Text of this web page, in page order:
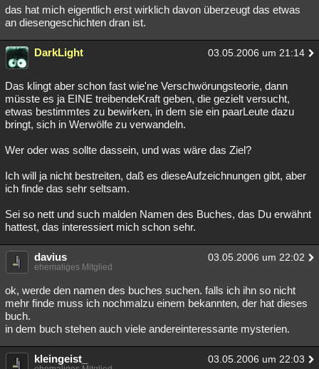
das hat mich eigentlich erst wirklich davon überzeugt das etwas
an diesengeschichten dran ist.
DarkLight 03.05.2006 um 21:14
Das klingt aber schon fast wie'ne Verschwörungsteorie, dann
müsste es ja EINE treibendeKraft geben, die gezielt versucht,
etwas bestimmtes zu bewirken, in dem sie ein paarLeute dazu
bringt, sich in Werwölfe zu verwandeln.
Wer oder was sollte dassein, und was wäre das Ziel?
Ich will ja nicht bestreiten, daß es dieseAufzeichnungen gibt, aber
ich finde das sehr seltsam.
Sei so nett und such malden Namen des Buches, das Du erwähnt
hattest, das interessiert mich schon sehr.
davius 03.05.2006 um 22:02
ehemaliges Mitglied
ok, werde den namen des buches suchen. falls ich ihn so nicht
mehr finde muss ich nochmalzu einem bekannten, der hat dieses
buch.
in dem buch stehen auch viele andereinteressante mysterien.
kleingeist_ 03.05.2006 um 22:03